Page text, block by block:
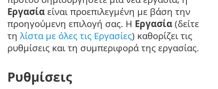
Εργασία είναι προεπιλεγμένη με βάση την
προηγούμενη επιλογή σας. Η Εργασία (δείτε
τη λίστα με όλες τις Εργασίες) καθορίζει τις
ρυθμίσεις και τη συμπεριφορά της εργασίας.
Ρυθμίσεις